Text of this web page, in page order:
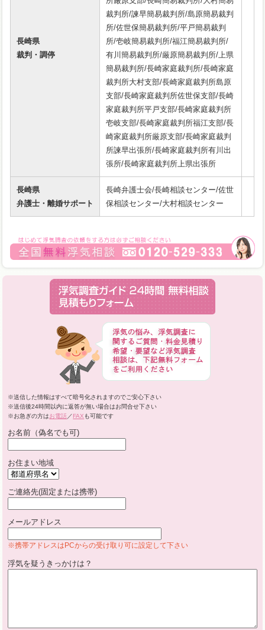
長崎県
裁判・調停
裁判所/諫早簡易裁判所/島原簡易裁判
所/佐世保簡易裁判所/平戸簡易裁判
所/壱岐簡易裁判所/福江簡易裁判所/
有川簡易裁判所/厳原簡易裁判所/上県
簡易裁判所/長崎家庭裁判所/長崎家庭
裁判所大村支部/長崎家庭裁判所島原
支部/長崎家庭裁判所佐世保支部/長崎
家庭裁判所平戸支部/長崎家庭裁判所
壱岐支部/長崎家庭裁判所福江支部/長
崎家庭裁判所厳原支部/長崎家庭裁判
所諫早出張所/長崎家庭裁判所有川出
張所/長崎家庭裁判所上県出張所
長崎県
弁護士・離婚サポート
長崎弁護士会/長崎相談センター/佐世
保相談センター/大村相談センター
※送信した情報はすべて暗号化されますのでご安心下さい
※送信後24時間以内に返答が無い場合はお問合せ下さい
※お急ぎの方はお電話 ／FAX も可能です
お名前（偽名でも可)
お住まい地域
ご連絡先(固定または携帯)
メールアドレス
※携帯アドレスはPCからの受け取り可に設定して下さい
浮気を疑うきっかけは？